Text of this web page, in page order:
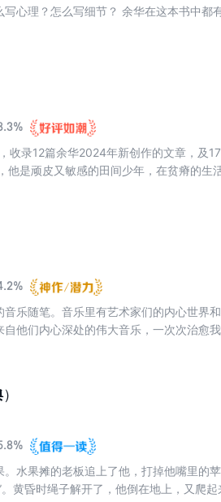
心理？怎么写细节？ 余华在这本书中
收录12篇余华2024年新创作的文章，及
他是顽皮又敏感的田间少年，在贫瘠的生
乐随笔。音乐里有艺术家们的内心世界
他们内心深处的伟大音乐，一次次治愈
水果摊的老板追上了他，打掉他嘴里的
。黄昏时绳子解开了，他倒在地上，又爬